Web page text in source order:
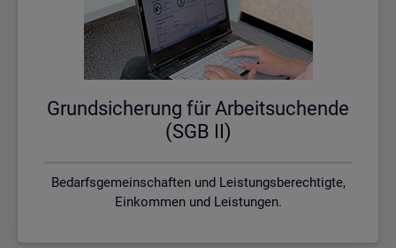
Grund­si­che­rung für Ar­beit­su­chen­de
(SGB II)
Bedarfsgemeinschaften und Leistungsberechtigte,
Einkommen und Leistungen.